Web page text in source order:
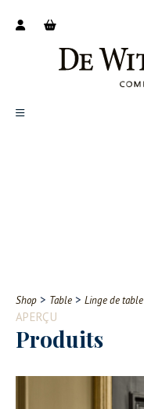
Contact
Shop > Table > Linge de table
APERÇU
Produits